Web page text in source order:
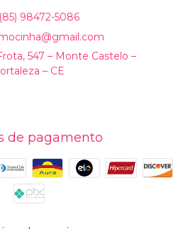
(85) 98472-5086
547 – Monte Castelo –
– CE
de pagamento